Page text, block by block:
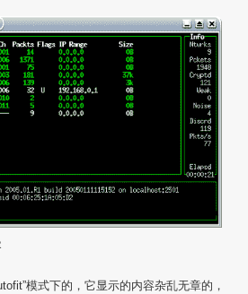
模式下的，它显示的内容杂乱无章的，